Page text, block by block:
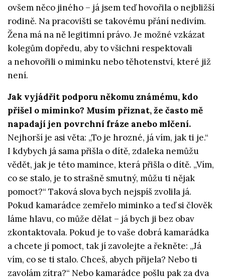
ovšem něco jiného – já jsem teď hovořila o nejbližší
rodině. Na pracovišti se takovému přání nedivím.
Žena má na ně legitimní právo. Je možné vzkázat
kolegům dopředu, aby to všichni respektovali
a nehovořili o miminku nebo těhotenství, které již
není.
Jak vyjádřit podporu někomu známému, kdo
přišel o miminko? Musím přiznat, že často mě
napadají jen povrchní fráze anebo mlčení.
Nejhorší je asi věta: „To je hrozné, já vím, jak ti je.“
I kdybych já sama přišla o dítě, zdaleka nemůžu
vědět, jak je této mamince, která přišla o dítě. „Vím,
co se stalo, je to strašně smutný, můžu ti nějak
pomoct?“ Taková slova bych nejspíš zvolila já.
Pokud kamarádce zemřelo miminko a teď si člověk
láme hlavu, co může dělat – já bych ji bez obav
zkontaktovala. Pokud je to vaše dobrá kamarádka
a chcete jí pomoct, tak jí zavolejte a řekněte: „Já
vím, co se ti stalo. Chceš, abych přijela? Nebo ti
zavolám zítra?“ Nebo kamarádce pošlu pak za dva